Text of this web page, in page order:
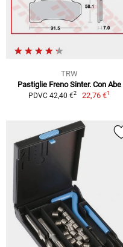
TRW
Pastiglie Freno Sinter. Con Abe
PDVC 42,40 €2 22,76 €1